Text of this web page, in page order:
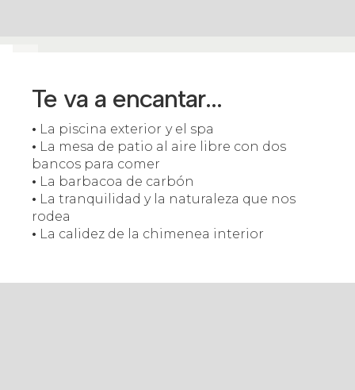
Te va a encantar...
• La piscina exterior y el spa
• La mesa de patio al aire libre con dos
bancos para comer
• La barbacoa de carbón
• La tranquilidad y la naturaleza que nos
rodea
• La calidez de la chimenea interior